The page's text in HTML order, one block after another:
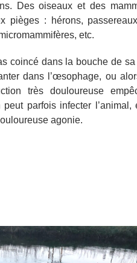
Des oiseaux et des
pièges : hérons,
etc.
coincé dans la bouche de sa
dans l’œsophage, ou
très douloureuse
peut parfois infecter l’animal,
agonie.